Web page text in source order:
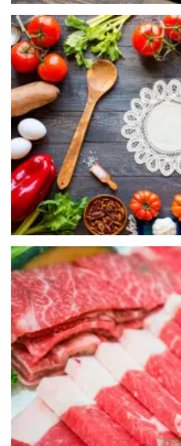
農產品
肉類 /